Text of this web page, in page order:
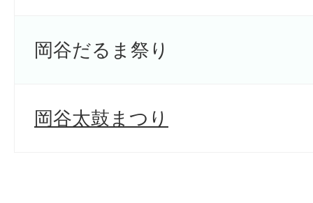
岡谷だるま祭り
岡谷太鼓まつり